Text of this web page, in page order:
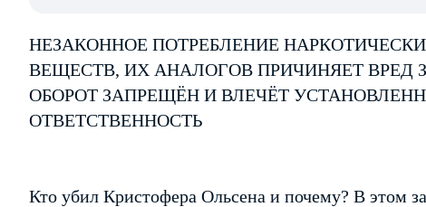
НЕЗАКОННОЕ ПОТРЕБЛЕНИЕ
ВЕЩЕСТВ, ИХ АНАЛОГОВ ПРИЧИНЯЕТ ВРЕД
ОБОРОТ ЗАПРЕЩЁН И ВЛЕЧЁТ
ОТВЕТСТВЕННОСТЬ
Кто убил Кристофера Ольсена и почему? В этом